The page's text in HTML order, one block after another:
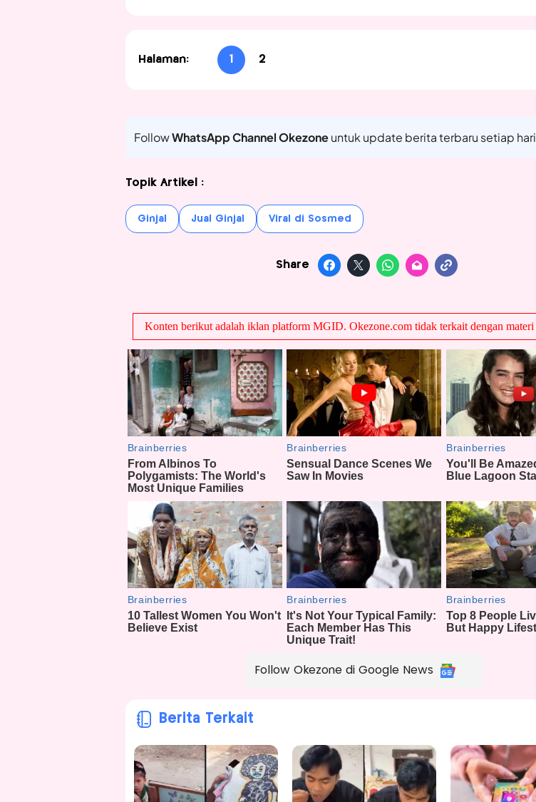
Halaman: 1 2
FollowWhatsApp Channel Okezoneuntuk update berita terbaru setiap hari
Topik Artikel :
Ginjal Jual Ginjal Viral di Sosmed
Share
Follow Okezone di Google News
Berita Terkait